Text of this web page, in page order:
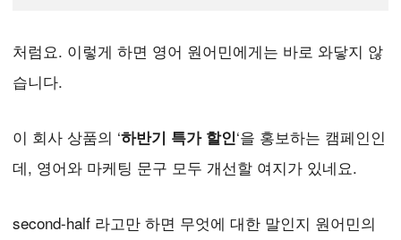
처럼요. 이렇게 하면 영어 원어민에게는 바로 와닿지 않
습니다.
이 회사 상품의 ‘하반기 특가 할인‘을 홍보하는 캠페인인
데, 영어와 마케팅 문구 모두 개선할 여지가 있네요.
second-half 라고만 하면 무엇에 대한 말인지 원어민의